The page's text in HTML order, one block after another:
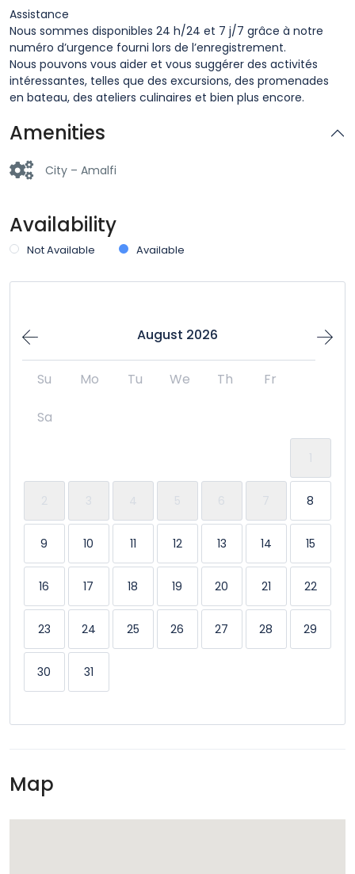
Assistance
Nous sommes disponibles 24 h/24 et 7 j/7 grâce à notre
numéro d’urgence fourni lors de l’enregistrement.
Nous pouvons vous aider et vous suggérer des activités
intéressantes, telles que des excursions, des promenades
en bateau, des ateliers culinaires et bien plus encore.
Amenities
City – Amalfi
Availability
Not Available Available
August 2026
Su Mo Tu We Th Fr
Sa
1
2 3 4 5 6 7 8
9 10 11 12 13 14 15
16 17 18 19 20 21 22
23 24 25 26 27 28 29
30 31
Map